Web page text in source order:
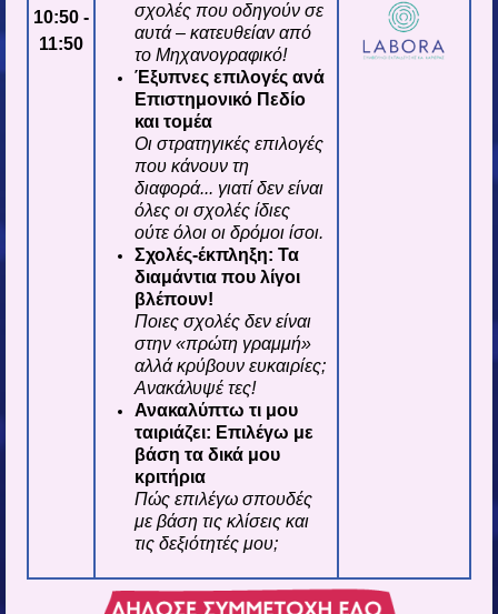
10:50 -
11:50
σχολές που οδηγούν σε
αυτά – κατευθείαν από
το Μηχανογραφικό!
Έξυπνες επιλογές ανά
Επιστημονικό Πεδίο
και τομέα
Οι στρατηγικές επιλογές
που κάνουν τη
διαφορά... γιατί δεν είναι
όλες οι σχολές ίδιες
ούτε όλοι οι δρόμοι ίσοι.
Σχολές-έκπληξη: Τα
διαμάντια που λίγοι
βλέπουν!
Ποιες σχολές δεν είναι
στην «πρώτη γραμμή»
αλλά κρύβουν ευκαιρίες;
Ανακάλυψέ τες!
Ανακαλύπτω τι μου
ταιριάζει: Επιλέγω με
βάση τα δικά μου
κριτήρια
Πώς επιλέγω σπουδές
με βάση τις κλίσεις και
τις δεξιότητές μου;